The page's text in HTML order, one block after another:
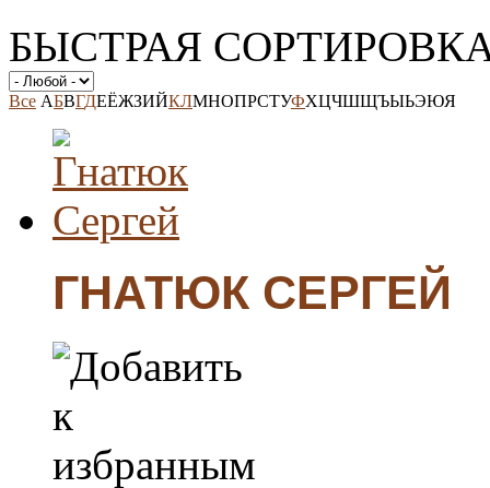
БЫСТРАЯ
Все АБВГДЕЁЖЗИЙКЛМНОПРСТУФХЦЧШЩЪЫЬЭЮЯ
ГНАТЮК СЕРГЕЙ